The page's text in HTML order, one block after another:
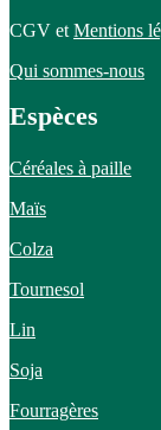
CGV et Mentions
Qui sommes-nous
Espèces
Céréales à paille
Maïs
Colza
Tournesol
Lin
Soja
Fourragères